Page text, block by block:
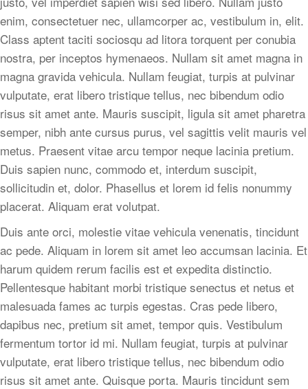
enim, consectetuer nec, ullamcorper ac, vestibulum in, elit.
Class aptent taciti sociosqu ad litora torquent per conubia
nostra, per inceptos hymenaeos. Nullam sit amet magna in
magna gravida vehicula. Nullam feugiat, turpis at pulvinar
vulputate, erat libero tristique tellus, nec bibendum odio
risus sit amet ante. Mauris suscipit, ligula sit amet pharetra
semper, nibh ante cursus purus, vel sagittis velit mauris vel
metus. Praesent vitae arcu tempor neque lacinia pretium.
Duis sapien nunc, commodo et, interdum suscipit,
sollicitudin et, dolor. Phasellus et lorem id felis nonummy
placerat. Aliquam erat volutpat.
Duis ante orci, molestie vitae vehicula venenatis, tincidunt
ac pede. Aliquam in lorem sit amet leo accumsan lacinia. Et
harum quidem rerum facilis est et expedita distinctio.
Pellentesque habitant morbi tristique senectus et netus et
malesuada fames ac turpis egestas. Cras pede libero,
dapibus nec, pretium sit amet, tempor quis. Vestibulum
fermentum tortor id mi. Nullam feugiat, turpis at pulvinar
vulputate, erat libero tristique tellus, nec bibendum odio
risus sit amet ante. Quisque porta. Mauris tincidunt sem